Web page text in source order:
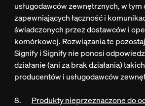
usługodawców zewnętrznych, w tym
zapewniających łączność i
świadczonych przez dostawców i
komórkowej. Rozwiązania te
Signify i Signify nie ponosi
działanie (ani za brak działania)
producentów i usługodawców
8. Produkty nieprzeznaczone do